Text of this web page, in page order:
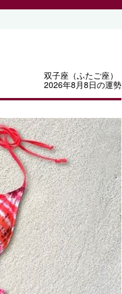
双子座（ふたご座）
2026年8月8日の運勢